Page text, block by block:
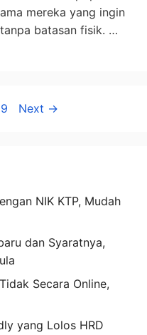
mereka yang ingin
batasan fisik. …
Next →
NIK KTP, Mudah
dan Syaratnya,
Secara Online,
yang Lolos HRD